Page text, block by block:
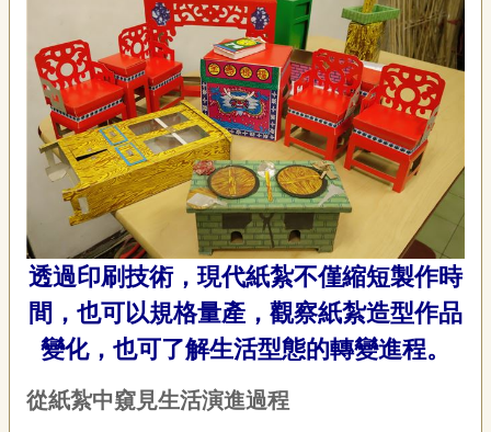
聯
全
政
策
資
府
透過印刷技術，現代紙紮不僅縮短製作時
間，也可以規格量產，觀察紙紮造型作品
變化，也可了解生活型態的轉變進程。
從紙紮中窺見生活演進過程